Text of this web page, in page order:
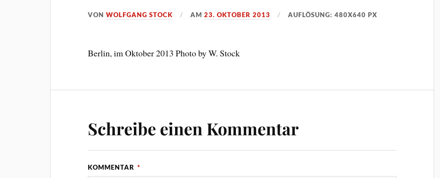
VONWOLFGANG STOCK AM23. OKTOBER 2013 AUFLÖSUNG: 480X640 PX
Berlin, im Oktober 2013 Photo by W. Stock
Schreibe einen Kommentar
KOMMENTAR *